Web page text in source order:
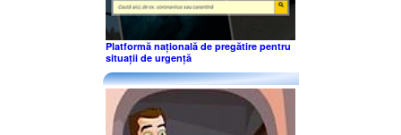
Platformă națională de pregătire pentru
situații de urgență